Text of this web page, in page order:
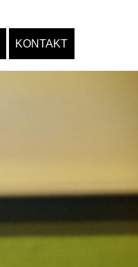
KONTAKT